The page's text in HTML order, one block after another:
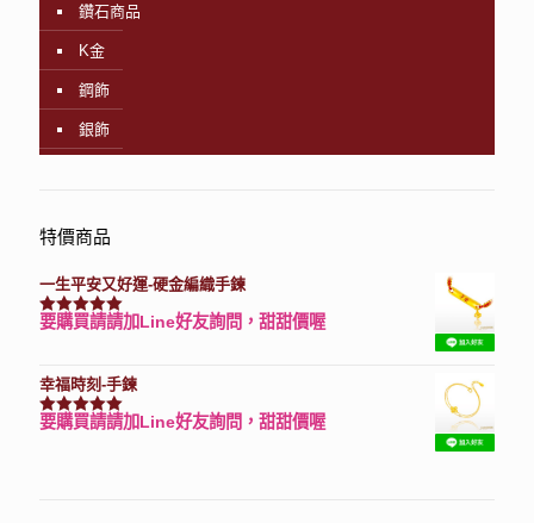
鑽石商品
K金
鋼飾
銀飾
特價商品
一生平安又好運-硬金編織手鍊
評分7740滿分 5
要購買請請加Line好友詢問，甜甜價喔
幸福時刻-手鍊
評分3150滿分 5
要購買請請加Line好友詢問，甜甜價喔